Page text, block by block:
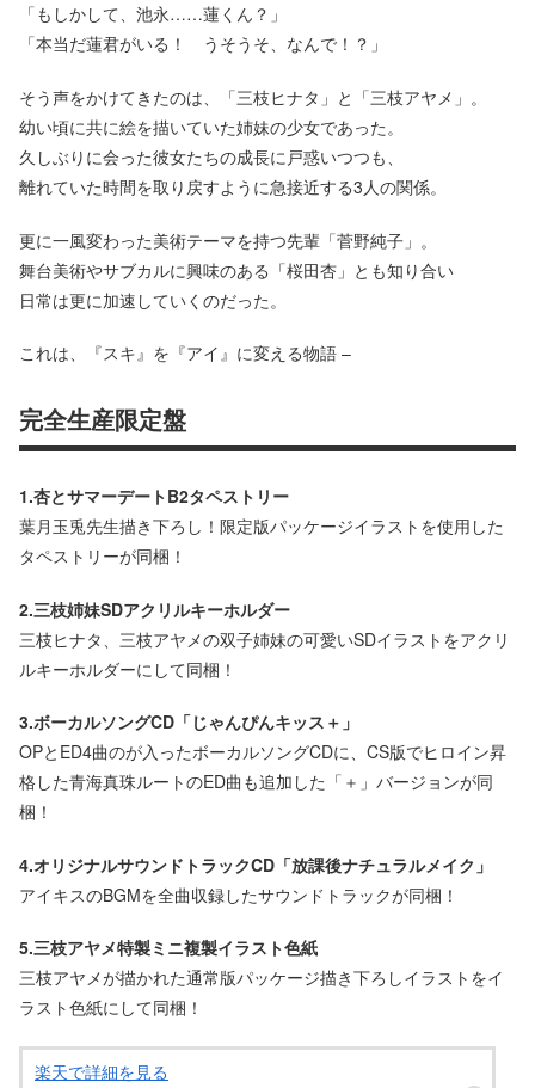
「もしかして、池永……蓮くん？」
「本当だ蓮君がいる！ うそうそ、なんで！？」
そう声をかけてきたのは、「三枝ヒナタ」と「三枝アヤメ」。
幼い頃に共に絵を描いていた姉妹の少女であった。
久しぶりに会った彼女たちの成長に戸惑いつつも、
離れていた時間を取り戻すように急接近する3人の関係。
更に一風変わった美術テーマを持つ先輩「菅野純子」。
舞台美術やサブカルに興味のある「桜田杏」とも知り合い
日常は更に加速していくのだった。
これは、『スキ』を『アイ』に変える物語 –
完全生産限定盤
1.杏とサマーデートB2タペストリー
葉月玉兎先生描き下ろし！限定版パッケージイラストを使用した
タペストリーが同梱！
2.三枝姉妹SDアクリルキーホルダー
三枝ヒナタ、三枝アヤメの双子姉妹の可愛いSDイラストをアクリ
ルキーホルダーにして同梱！
3.ボーカルソングCD「じゃんぴんキッス＋」
OPとED4曲のが入ったボーカルソングCDに、CS版でヒロイン昇
格した青海真珠ルートのED曲も追加した「＋」バージョンが同
梱！
4.オリジナルサウンドトラックCD「放課後ナチュラルメイク」
アイキスのBGMを全曲収録したサウンドトラックが同梱！
5.三枝アヤメ特製ミニ複製イラスト色紙
三枝アヤメが描かれた通常版パッケージ描き下ろしイラストをイ
ラスト色紙にして同梱！
楽天で詳細を見る